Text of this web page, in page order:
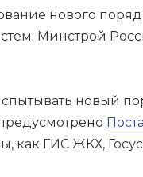
нового
Минстрой
новый
как ГИС ЖКХ,